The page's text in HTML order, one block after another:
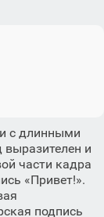
с длинными
и
части кадра
«Привет!».
подпись